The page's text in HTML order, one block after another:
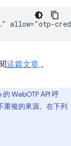
這篇文章 。
WebOTP API 呼
重複的來源。在下列